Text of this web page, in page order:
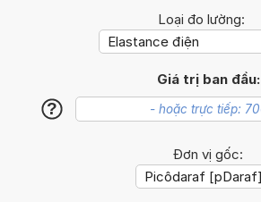
Loại đo lường:
Giá trị ban đầu:
?
Đơn vị gốc: